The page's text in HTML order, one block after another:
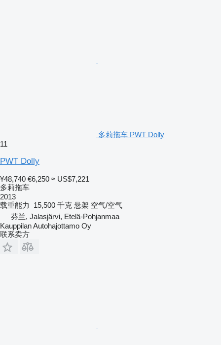
多莉拖车 PWT Dolly
11
PWT Dolly
¥48,740 €6,250 ≈ US$7,221
多莉拖车
2013
载重能力
15,500 千克 悬架 空气/空气
芬兰, Jalasjärvi, Etelä-Pohjanmaa
Kauppilan Autohajottamo Oy
联系卖方